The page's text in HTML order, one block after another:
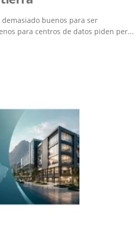
buenos para ser
para centros de datos piden per...